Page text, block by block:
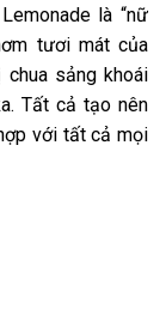
là “nữ
tươi mát của
sảng khoái
Tất cả tạo nên
với tất cả mọi